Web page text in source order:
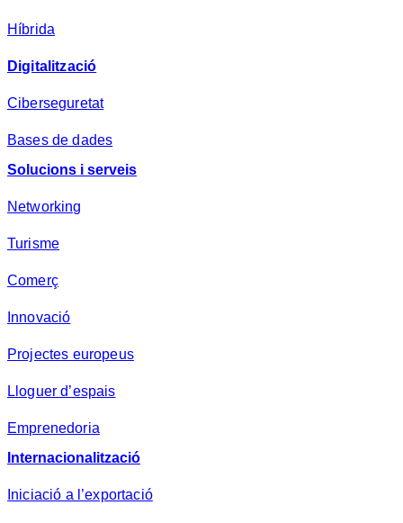
Híbrida
Digitalització
Ciberseguretat
Bases de dades
Solucions i serveis
Networking
Turisme
Comerç
Innovació
Projectes europeus
Lloguer d’espais
Emprenedoria
Internacionalització
Iniciació a l’exportació